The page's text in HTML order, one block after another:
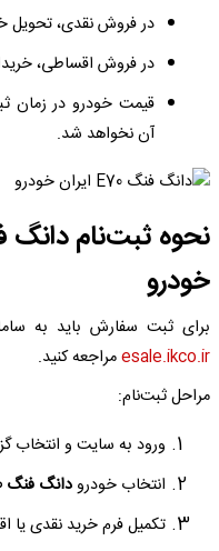
در فروش نقدی، تحویل
در فروش اقساطی،
قیمت خودرو در زمان
آن نخواهد شد.
خودرو
برای ثبت سفارش باید به
esale.ikco.irمراجعه کنید.
مراحل ثبت‌نام:
ورود به سایت و انتخاب
انتخاب خودرودانگ فنگ E70
تکمیل فرم خرید نقدی یا